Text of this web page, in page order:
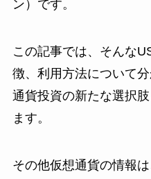
ン）です。
この記事では、そんな
徴、利用方法について
通貨投資の新たな選択
ます。
その他仮想通貨の情報は